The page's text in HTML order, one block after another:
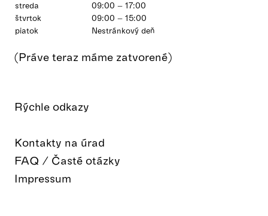
Rýchle odkazy
Kontakty na úrad
FAQ / Časté otázky
Impressum
streda
09:00 – 17:00
štvrtok
09:00 – 15:00
piatok
Nestránkový deň
(Práve teraz máme zatvorené)